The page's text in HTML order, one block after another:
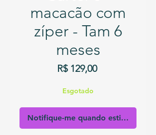
macacão com
zíper - Tam 6
meses
R$ 129,00Preço
Esgotado
Notifique-me quando estiver